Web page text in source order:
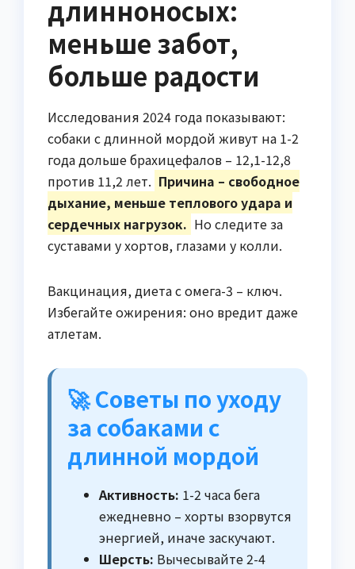
длинноносых:
меньше забот,
больше радости
Исследования 2024 года показывают:
собаки с длинной мордой живут на 1-2
года дольше брахицефалов – 12,1-12,8
против 11,2 лет. Причина – свободное
дыхание, меньше теплового удара и
сердечных нагрузок. Но следите за
суставами у хортов, глазами у колли.
Вакцинация, диета с омега-3 – ключ.
Избегайте ожирения: оно вредит даже
атлетам.
🚀 Советы по уходу
за собаками с
длинной мордой
Активность: 1-2 часа бега
ежедневно – хорты взорвутся
энергией, иначе заскучают.
Шерсть: Вычесывайте 2-4